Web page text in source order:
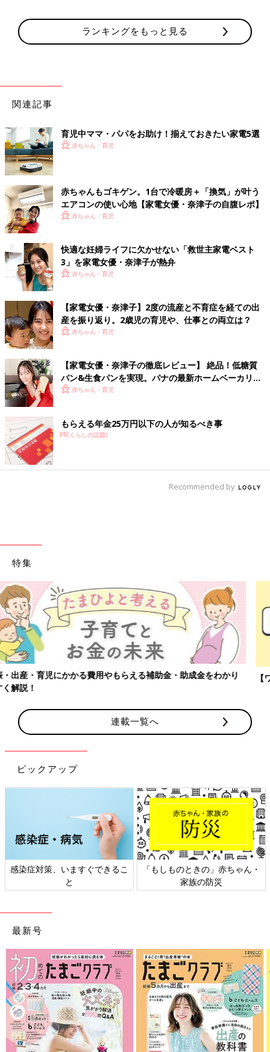
ランキングをもっと見る
関連記事
育児中ママ・パパをお助け！揃えておきたい家電5選
赤ちゃん・育児
赤ちゃんもゴキゲン。1台で冷暖房＋「換気」が叶う
エアコンの使い心地【家電女優・奈津子の自腹レポ】
赤ちゃん・育児
快適な妊婦ライフに欠かせない「救世主家電ベスト
3」を家電女優・奈津子が熱弁
赤ちゃん・育児
【家電女優・奈津子】2度の流産と不育症を経ての出
産を振り返り。2歳児の育児や、仕事との両立は？
赤ちゃん・育児
【家電女優・奈津子の徹底レビュー】 絶品！低糖質
パン&生食パンを実現。パナの最新ホームベーカリー
は食卓の救世主だった
赤ちゃん・育児
もらえる年金25万円以下の人が知るべき事
PR(くらしの話題)
Recommended by
特集
【ワクチン接種できるものも】妊婦の感染症対策、知っておいて！
連載一覧へ
ピックアップ
日本外来小児科学会リーフレッ
ト検討会
六星占術 細木かおりさんの人生
相談
最新号